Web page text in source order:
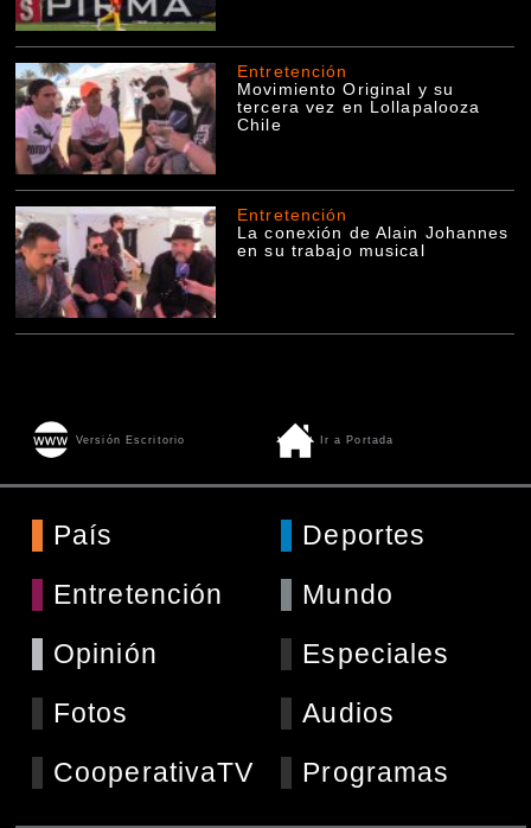
Entretención
Movimiento Original y su
tercera vez en Lollapalooza
Chile
Entretención
La conexión de Alain Johannes
en su trabajo musical
Versión Escritorio Ir a Portada
País
Deportes
Entretención
Mundo
Opinión
Especiales
Fotos
Audios
CooperativaTV
Programas